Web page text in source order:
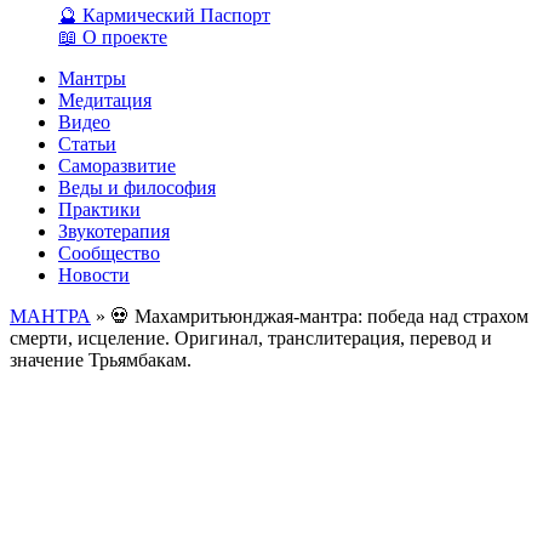
🔮 Кармический Паспорт
📖 О проекте
Мантры
Медитация
Видео
Статьи
Саморазвитие
Веды и философия
Практики
Звукотерапия
Сообщество
Новости
МАНТРА » 💀 Махамритьюнджая-мантра: победа над страхом
смерти, исцеление. Оригинал, транслитерация, перевод и
значение Трьямбакам.